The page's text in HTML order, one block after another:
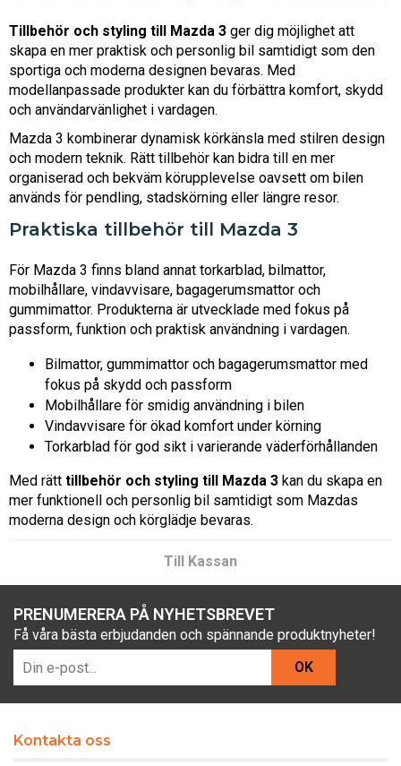
Tillbehör och styling till Mazda 3 ger dig möjlighet att
skapa en mer praktisk och personlig bil samtidigt som den
sportiga och moderna designen bevaras. Med
modellanpassade produkter kan du förbättra komfort, skydd
och användarvänlighet i vardagen.
Mazda 3 kombinerar dynamisk körkänsla med stilren design
och modern teknik. Rätt tillbehör kan bidra till en mer
organiserad och bekväm körupplevelse oavsett om bilen
används för pendling, stadskörning eller längre resor.
Praktiska tillbehör till Mazda 3
För Mazda 3 finns bland annat torkarblad, bilmattor,
mobilhållare, vindavvisare, bagagerumsmattor och
gummimattor. Produkterna är utvecklade med fokus på
passform, funktion och praktisk användning i vardagen.
Bilmattor, gummimattor och bagagerumsmattor med
fokus på skydd och passform
Mobilhållare för smidig användning i bilen
Vindavvisare för ökad komfort under körning
Torkarblad för god sikt i varierande väderförhållanden
Med rätt tillbehör och styling till Mazda 3 kan du skapa en
mer funktionell och personlig bil samtidigt som Mazdas
moderna design och körglädje bevaras.
Till Kassan
PRENUMERERA PÅ NYHETSBREVET
Få våra bästa erbjudanden och spännande produktnyheter!
OK
Kontakta oss